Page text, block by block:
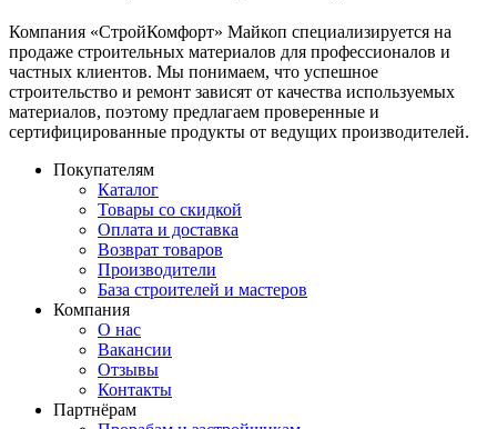
Компания «СтройКомфорт» Майкоп специализируется на
продаже строительных материалов для профессионалов и
частных клиентов. Мы понимаем, что успешное
строительство и ремонт зависят от качества используемых
материалов, поэтому предлагаем проверенные и
сертифицированные продукты от ведущих производителей.
Покупателям
Каталог
Товары со скидкой
Оплата и доставка
Возврат товаров
Производители
База строителей и мастеров
Компания
О нас
Вакансии
Отзывы
Контакты
Партнёрам